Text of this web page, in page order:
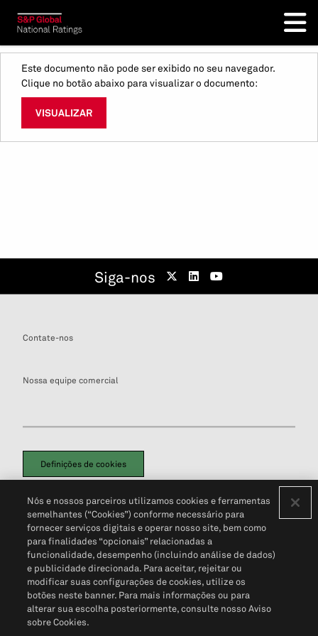
Este documento não pode ser exibido no seu navegador.
Clique no botão abaixo para visualizar o documento:
VISUALIZAR
Siga-nos
Contate-nos
Nossa equipe comercial
Definições de cookies
Política de PrivacidadePortal de privacidade do cliente (em inglês)
Não Venda Minhas Informações Pessoais© 2026 S&P Global
Nós e nossos parceiros utilizamos cookies e ferramentas
semelhantes (“Cookies”) conforme necessário para
fornecer serviços digitais e operar nosso site, bem como
para finalidades “opcionais” relacionadas a
funcionalidade, desempenho (incluindo análise de dados)
e publicidade direcionada. Para aceitar, rejeitar ou
modificar suas configurações de cookies, utilize os
botões neste banner. Para mais informações ou para
alterar sua escolha posteriormente, consulte nosso Aviso
sobre Cookies.